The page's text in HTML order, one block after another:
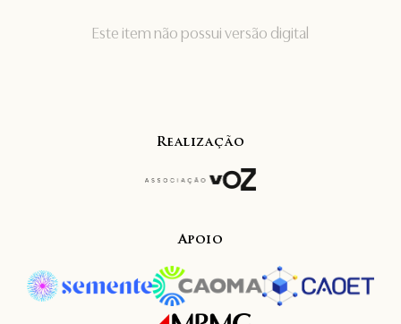
Este item não possui versão digital
Realização
Apoio